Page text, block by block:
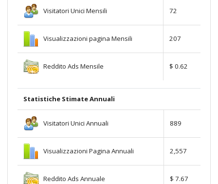
Visitatori Unici Mensili 72
Visualizzazioni pagina Mensili 207
Reddito Ads Mensile $ 0.62
Statistiche Stimate Annuali
Visitatori Unici Annuali 889
Visualizzazioni Pagina Annuali 2,557
Reddito Ads Annuale $ 7.67